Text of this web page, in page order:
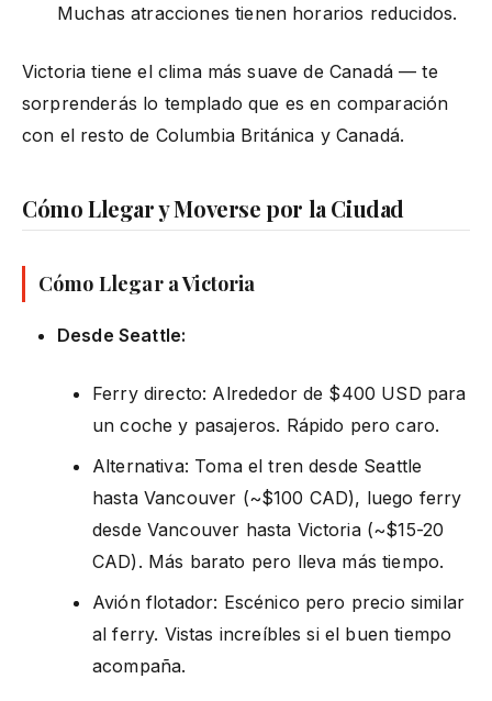
Muchas atracciones tienen horarios reducidos.
Victoria tiene el clima más suave de Canadá — te
sorprenderás lo templado que es en comparación
con el resto de Columbia Británica y Canadá.
Cómo Llegar y Moverse por la Ciudad
Cómo Llegar a Victoria
Desde Seattle:
Ferry directo: Alrededor de $400 USD para
un coche y pasajeros. Rápido pero caro.
Alternativa: Toma el tren desde Seattle
hasta Vancouver (~$100 CAD), luego ferry
desde Vancouver hasta Victoria (~$15-20
CAD). Más barato pero lleva más tiempo.
Avión flotador: Escénico pero precio similar
al ferry. Vistas increíbles si el buen tiempo
acompaña.